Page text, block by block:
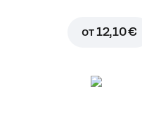
от12,10 €